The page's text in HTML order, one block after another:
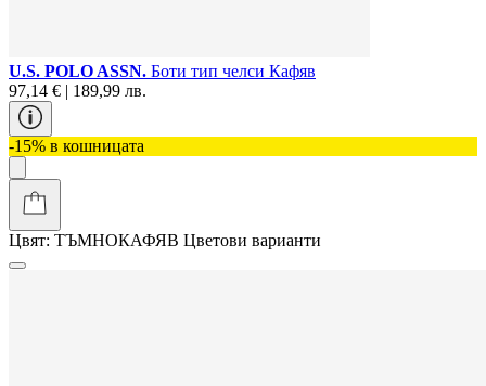
U.S. POLO ASSN. Боти тип челси Кафяв
97,14 € | 189,99 лв.
-15% в кошницата
Цвят: ТЪМНОКАФЯВ Цветови варианти